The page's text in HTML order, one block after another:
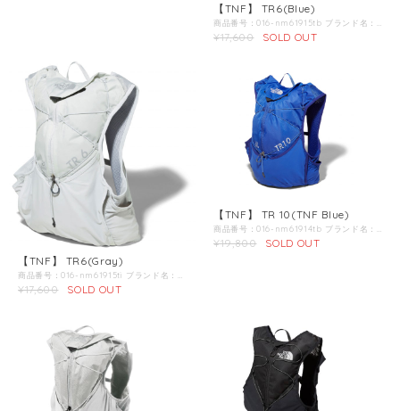
【TNF】 TR6(Blue)
商品番号：016-nm61915tb ブランド名：TNF / ノースフェイス / 商品名：ティーアール6 商品説明：幾度ものアップデートで進化を続けるTRシリーズのウルトラトレイル用パックです。契約アスリートと共に時代にマッチした形を追求し、更なるフィット感と利便性、操作性を追求。「背負う」という概念を「着用する」に変化させ、身体との一体感をさらに向上させました。素材全体を見直すことで、肌当たりのクッション性と通気性を向上。身体と接触する部分を増やしながら上下の揺れを軽減し、各コンパートメントへの容易なアクセスを実現しています。6Lサイズは、基本的な装備群に加え、中距離向けの軽量コンパクトなエマージェンシーウエアやギアの収納スペースを確保。専用性の高いストレッチポケットを数多く配備しています。 Color：Blue Fabric：100Dマットツイルリップストップ Function：ウルトラトレイル用にアスリートと共同開発し、更なるフィット感と利便性を向上させた新たなTRシリーズ／上部面ファスナーフラップ／センターダブルジッパーで大きく開くメインコンパートメント／コンプレッションバンジーコード／本体下部に上部・左右からアクセスできる大型ストレッチポケット／本体内部右側にジッパーつきメッシュポケット／本体内部左側にスリットメッシュポケット／リザーバー専用コンパートメント／背面に通気性に優れた軽量エアメッシュ／肌当たりを考慮した柔らかいバインディングテープ／フィット感を向上させた3本のチェストストラップ／ショルダーハーネス部分にストレッチボトルポケット／フロント下部にストレッチススリットポケット／フロント下部右側のストレッチポケット内にホイッスルジッパーつきセキュリティメッシュポケット／両サイドにストレッチスリットポケット／リフレクターロゴ 原産国：ベトナム 寸法：S／40×37×30cm、M／42×40.5×33.5cm、L／44×44×37cm（着丈×身幅×裾幅） Capacity：S／6L、M／7L、L／8L ：
¥17,600 SOLD OUT
【TNF】 TR6(Gray)
商品番号：016-nm61915ti ブランド名：TNF / ノースフェイス / 商品名：ティーアール6 商品説明：幾度ものアップデートで進化を続けるTRシリーズのウルトラトレイル用パックです。契約アスリートと共に時代にマッチした形を追求し、更なるフィット感と利便性、操作性を追求。「背負う」という概念を「着用する」に変化させ、身体との一体感をさらに向上させました。素材全体を見直すことで、肌当たりのクッション性と通気性を向上。身体と接触する部分を増やしながら上下の揺れを軽減し、各コンパートメントへの容易なアクセスを実現しています。6Lサイズは、基本的な装備群に加え、中距離向けの軽量コンパクトなエマージェンシーウエアやギアの収納スペースを確保。専用性の高いストレッチポケットを数多く配備しています。 Color：Gray Fabric：100Dマットツイルリップストップ Function：ウルトラトレイル用にアスリートと共同開発し、更なるフィット感と利便性を向上させた新たなTRシリーズ／上部面ファスナーフラップ／センターダブルジッパーで大きく開くメインコンパートメント／コンプレッションバンジーコード／本体下部に上部・左右からアクセスできる大型ストレッチポケット／本体内部右側にジッパーつきメッシュポケット／本体内部左側にスリットメッシュポケット／リザーバー専用コンパートメント／背面に通気性に優れた軽量エアメッシュ／肌当たりを考慮した柔らかいバインディングテープ／フィット感を向上させた3本のチェストストラップ／ショルダーハーネス部分にストレッチボトルポケット／フロント下部にストレッチススリットポケット／フロント下部右側のストレッチポケット内にホイッスルジッパーつきセキュリティメッシュポケット／両サイドにストレッチスリットポケット／リフレクターロゴ 原産国：ベトナム 寸法：S／40×37×30cm、M／42×40.5×33.5cm、L／44×44×37cm（着丈×身幅×裾幅） Capacity：S／6L、M／7L、L／8L ：
¥17,600 SOLD OUT
【TNF】 TR 10(TNF Blue)
¥19,800 SOLD OUT